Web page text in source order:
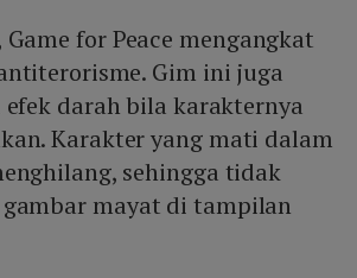
for Peace mengangkat
Gim ini juga
darah bila karakternya
Karakter yang mati dalam
sehingga tidak
mayat di tampilan